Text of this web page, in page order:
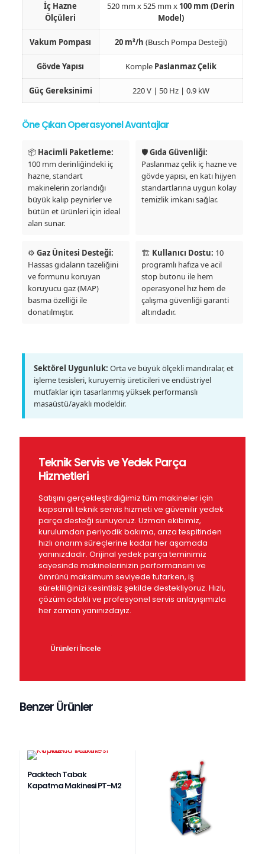
İç Hazne
Ölçüleri
520 mm x 525 mm x 100 mm (Derin
Model)
Vakum Pompası 20 m³/h (Busch Pompa Desteği)
Gövde Yapısı Komple Paslanmaz Çelik
Güç Gereksinimi 220 V | 50 Hz | 0.9 kW
Öne Çıkan Operasyonel Avantajlar
📦 Hacimli Paketleme:
100 mm derinliğindeki iç
hazne, standart
makinelerin zorlandığı
büyük kalıp peynirler ve
bütün et ürünleri için ideal
alan sunar.
🛡️Gıda Güvenliği:
Paslanmaz çelik iç hazne ve
gövde yapısı, en katı hijyen
standartlarına uygun kolay
temizlik imkanı sağlar.
⚙️ Gaz Ünitesi Desteği:
Hassas gıdaların tazeliğini
ve formunu koruyan
koruyucu gaz (MAP)
basma özelliği ile
donatılmıştır.
🏗️ Kullanıcı Dostu: 10
programlı hafıza ve acil
stop butonu ile hem
operasyonel hız hem de
çalışma güvenliği garanti
altındadır.
Sektörel Uygunluk: Orta ve büyük ölçekli mandıralar, et
işleme tesisleri, kuruyemiş üreticileri ve endüstriyel
mutfaklar için tasarlanmış yüksek performanslı
masaüstü/ayaklı modeldir.
Teknik Servis ve Yedek Parça
Hizmetleri
Satışını gerçekleştirdiğimiz tüm makineler için
kapsamlı teknik servis hizmeti ve güvenilir yedek
parça desteği sunuyoruz. Uzman ekibimiz,
kurulumdan periyodik bakıma, arıza tespitinden
hızlı onarım süreçlerine kadar her aşamada
yanınızdadır. Orijinal yedek parça teminimiz
sayesinde makinelerinizin performansını ve
ömrünü maksimum seviyede tutarken, iş
sürekliliğinizi kesintisiz şekilde destekliyoruz. Hızlı,
çözüm odaklı ve profesyonel servis anlayışımızla
her zaman yanınızdayız.
Ürünleri İncele
Benzer Ürünler
Packtech Tabak
Kapatma Makinesi PT-M2